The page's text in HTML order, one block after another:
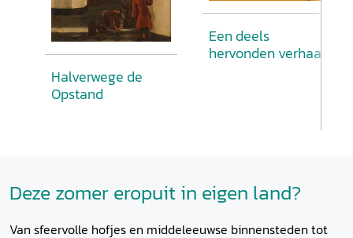
Halverwege de
Opstand
Een deels
hervonden verhaal
Deze zomer eropuit in eigen land?
Van sfeervolle hofjes en middeleeuwse binnensteden tot